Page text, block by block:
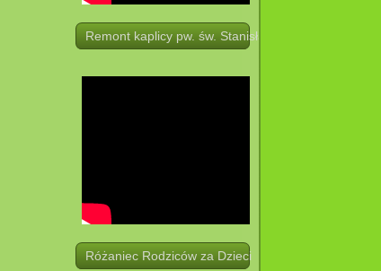
Remont kaplicy pw. św. Stanisława w Potoczku
Różaniec Rodziców za Dzieci